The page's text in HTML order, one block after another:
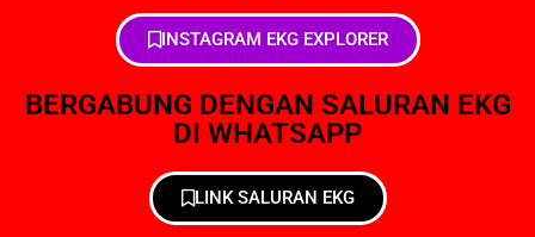
INSTAGRAM EKG EXPLORER
BERGABUNG DENGAN SALURAN EKG
DI WHATSAPP
LINK SALURAN EKG